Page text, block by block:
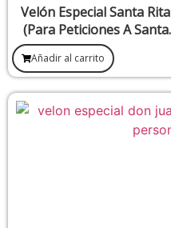
Velón Especial Santa Rita
(Para Peticiones A Santa
Rita, Patrona De Los
Imposibles)
Añadir al carrito